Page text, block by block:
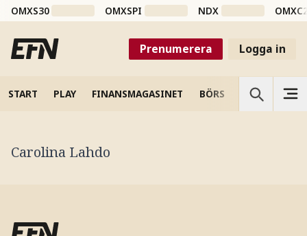
OMXS30 OMXSPI NDX
Prenumerera Logga in
START PLAY FINANSMAGASINET BÖRS VETENSKAP
Carolina Lahdo